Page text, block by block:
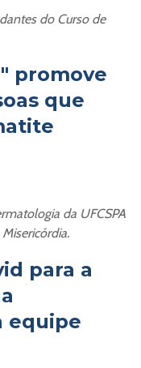
do Curso de
promove
que
da UFCSPA
para a
equipe